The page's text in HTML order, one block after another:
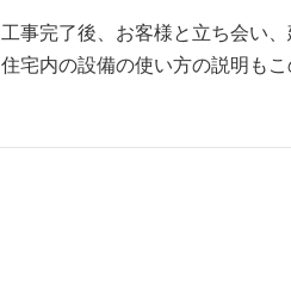
工事完了後、お客様と立ち会い
住宅内の設備の使い方の説明も